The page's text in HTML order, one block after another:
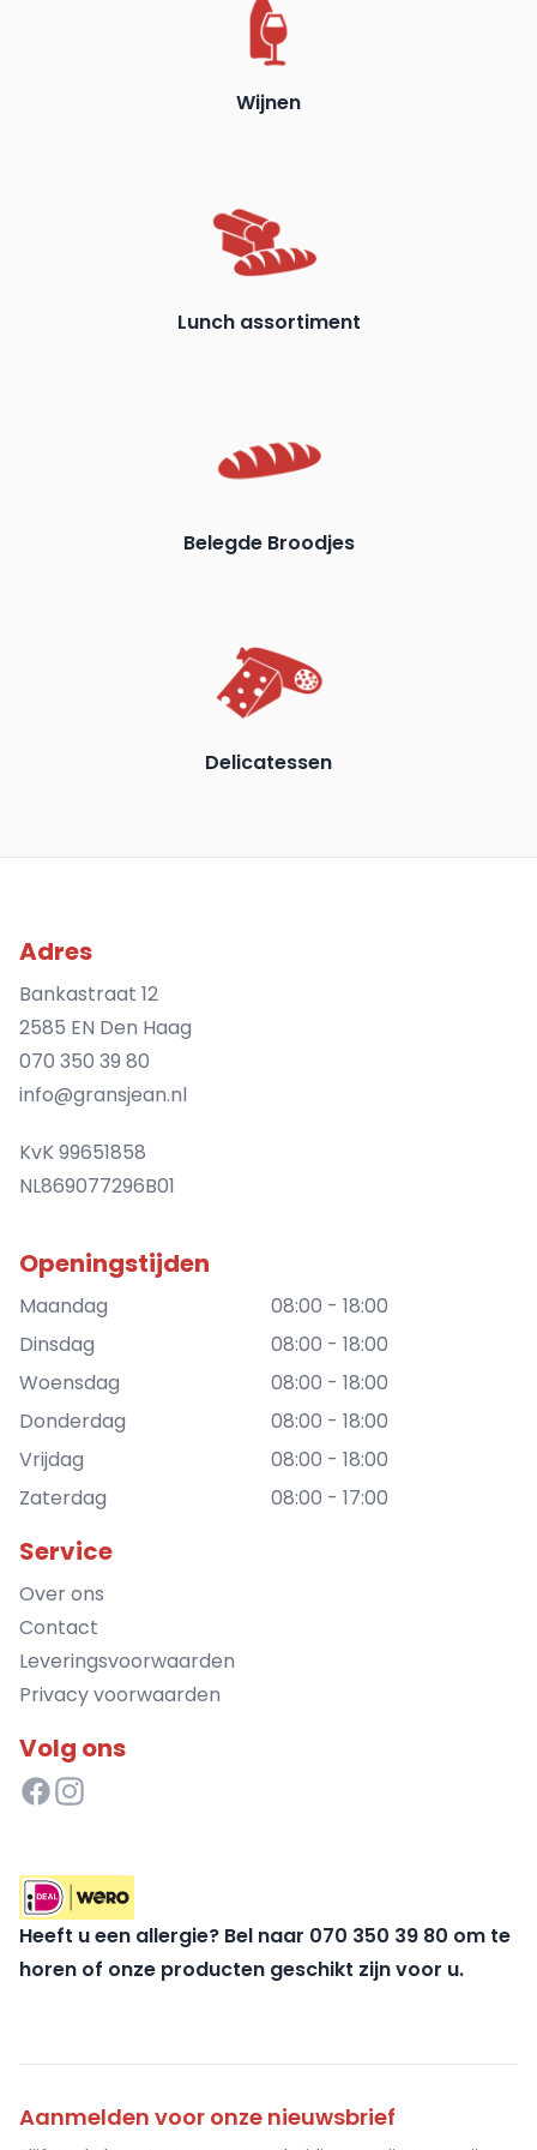
Wijnen
Lunch assortiment
Belegde Broodjes
Delicatessen
Adres
Bankastraat 12
2585 EN Den Haag
070 350 39 80
info@gransjean.nl
KvK 99651858
NL869077296B01
Openingstijden
Maandag
08:00 - 18:00
Dinsdag
08:00 - 18:00
Woensdag
08:00 - 18:00
Donderdag
08:00 - 18:00
Vrijdag
08:00 - 18:00
Zaterdag
08:00 - 17:00
Service
Over ons
Contact
Leveringsvoorwaarden
Privacy voorwaarden
Volg ons
Heeft u een allergie? Bel naar 070 350 39 80 om te
horen of onze producten geschikt zijn voor u.
Aanmelden voor onze nieuwsbrief